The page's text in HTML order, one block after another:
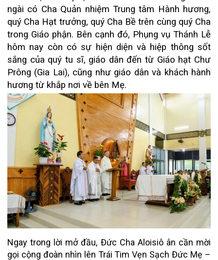
ngài có Cha Quản nhiệm Trung tâm Hành hương,
quý Cha Hạt trưởng, quý Cha Bề trên cùng quý Cha
trong Giáo phận. Bên cạnh đó, Phụng vụ Thánh Lễ
hôm nay còn có sự hiện diện và hiệp thông sốt
sắng của quý tu sĩ, giáo dân đến từ Giáo hạt Chư
Prông (Gia Lai), cũng như giáo dân và khách hành
hương từ khắp nơi về bên Mẹ.
Ngay trong lời mở đầu, Đức Cha Aloisiô ân cần mời
gọi cộng đoàn nhìn lên Trái Tim Vẹn Sạch Đức Mẹ –